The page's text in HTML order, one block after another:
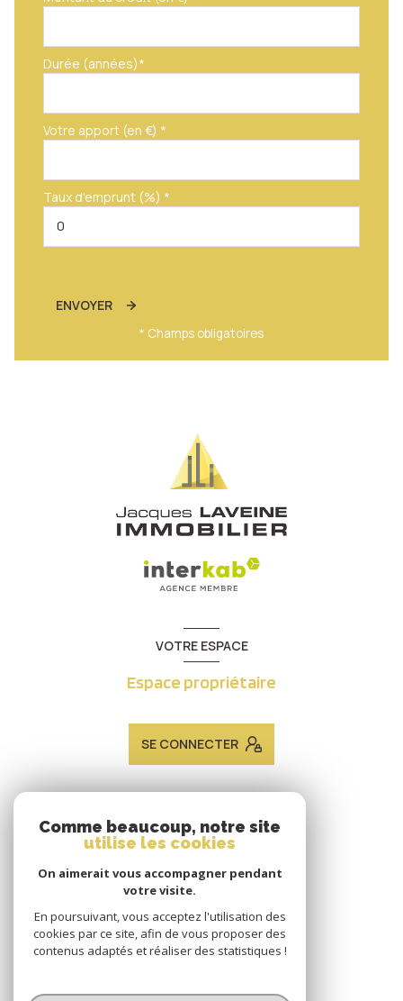
Durée (années)*
Votre apport (en €) *
Taux d'emprunt (%) *
ENVOYER
* Champs obligatoires
VOTRE ESPACE
Espace propriétaire
SE CONNECTER
ADHÉRENTS
Nous adhérons
Comme beaucoup, notre site
utilise les cookies
On aimerait vous accompagner pendant
votre visite.
En poursuivant, vous acceptez l'utilisation des
cookies par ce site, afin de vous proposer des
contenus adaptés et réaliser des statistiques !